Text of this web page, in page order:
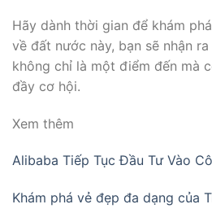
Hãy dành thời gian để khám
về đất nước này, bạn sẽ nhận
không chỉ là một điểm đến mà
đầy cơ hội.
Xem thêm
Alibaba Tiếp Tục Đầu Tư Vào
Khám phá vẻ đẹp đa dạng của